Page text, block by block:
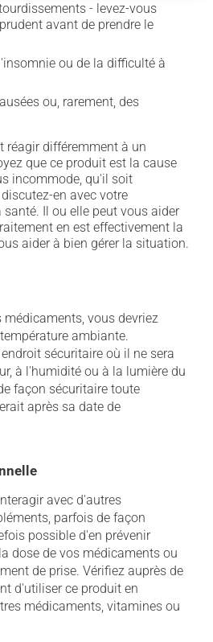
- levez-vous
avant de prendre le
ou de la difficulté à
ou, rarement, des
réagir différemment à un
que ce produit est la cause
incommode, qu'il soit
en avec votre
Il ou elle peut vous aider
en est effectivement la
aider à bien gérer la situation.
vous devriez
ambiante.
sécuritaire où il ne sera
à l'humidité ou à la lumière du
façon sécuritaire toute
après sa date de
avec d'autres
parfois de façon
possible d'en prévenir
dose de vos médicaments ou
de prise. Vérifiez auprès de
d'utiliser ce produit en
médicaments, vitamines ou